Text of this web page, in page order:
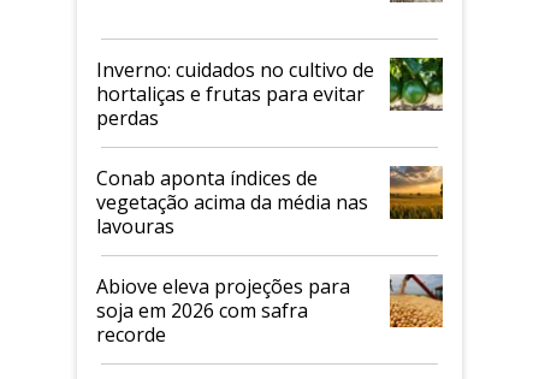
Inverno: cuidados no cultivo de
hortaliças e frutas para evitar
perdas
Conab aponta índices de
vegetação acima da média nas
lavouras
Abiove eleva projeções para
soja em 2026 com safra
recorde